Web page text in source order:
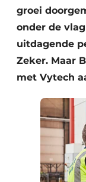
groei
onder de
uitdagende
Zeker. Maar
met Vytech